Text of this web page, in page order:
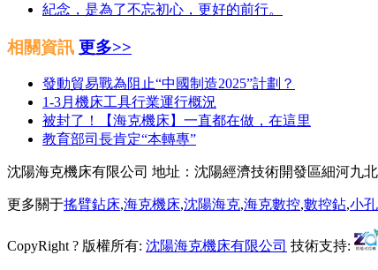
紀念，是為了不忘初心，更好的前行。
相關資訊 更多>>
發動貿易戰為阻止“中國制造2025”計劃？
1-3月機床工具行業運行概況
被封了！【海克機床】一直都在做，在這里
教育部司長肯定“本轉專”
沈陽海克機床有限公司 地址：沈陽經濟技術開發區細河九
更多關于搖臂鉆床,海克機床,沈陽海克,海克數控,數控鉆,小
CopyRight ? 版權所有: 沈陽海克機床有限公司 技術支持: